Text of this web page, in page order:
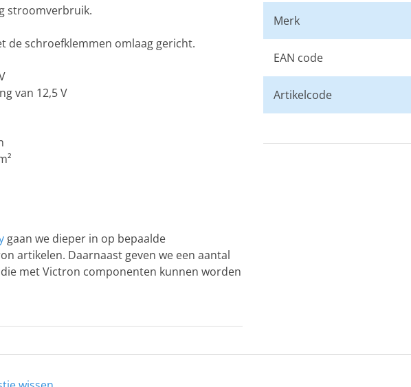
stroomverbruik.
de schroefklemmen omlaag gericht.
van 12,5 V
gaan we dieper in op bepaalde
artikelen. Daarnaast geven we een aantal
met Victron componenten kunnen worden
Merk
EAN code
Artikelcode